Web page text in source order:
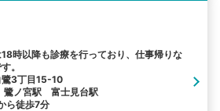
時以降も診療を行っており、仕事帰りな
。
鷺3丁目15-10
鷺ノ宮駅 富士見台駅
ら徒歩7分